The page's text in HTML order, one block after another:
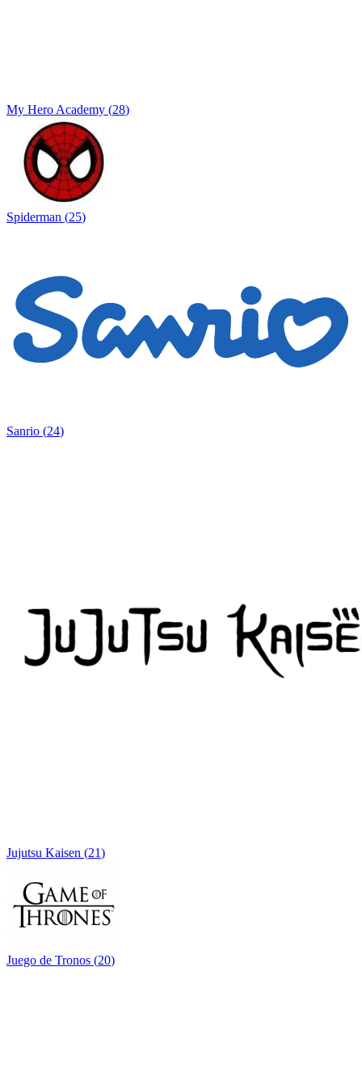
My Hero Academy (28)
Spiderman (25)
Sanrio (24)
Jujutsu Kaisen (21)
Juego de Tronos (20)